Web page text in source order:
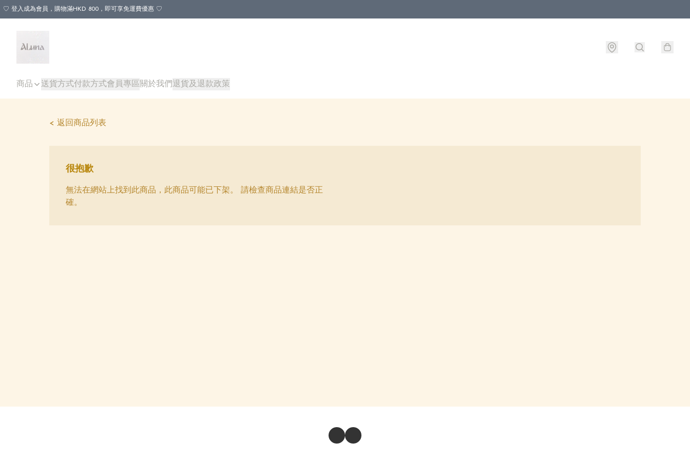
♡ 登入成為會員，購物滿HKD 800，即可享免運費優惠 ♡
商品 送貨方式付款方式會員專區 關於我們退貨及退款政策
< 返回商品列表
很抱歉
無法在網站上找到此商品，此商品可能已下架。 請檢查商品連結是否正
確。